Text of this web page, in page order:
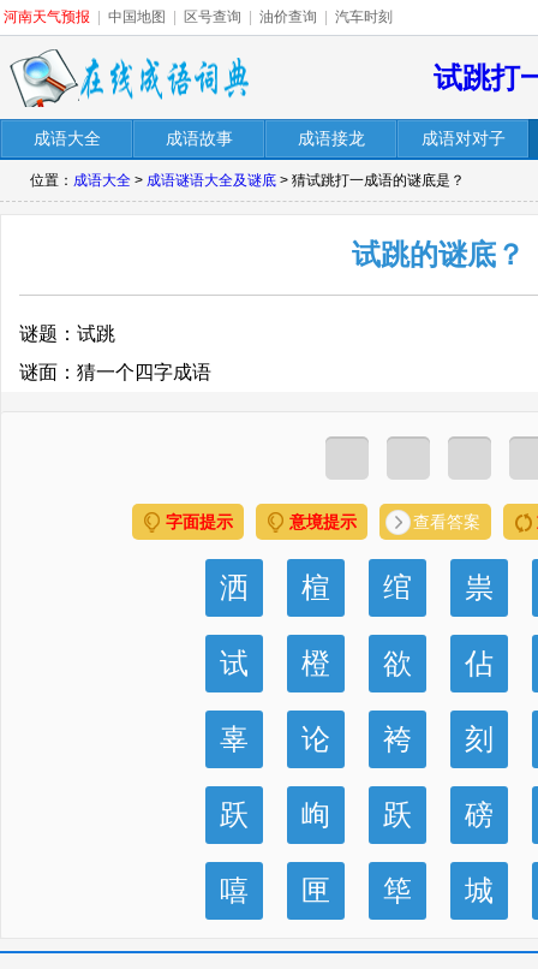
河南天气预报 中国地图 区号查询 油价查询 汽车时刻
试跳打
成语大全 成语故事 成语接龙 成语对对子
位置： 成语大全 > 成语谜语大全及谜底 > 猜试跳打一成语的谜底是？
试跳的谜底？
谜题：试跳
谜面：猜一个四字成语
字面提示 意境提示 查看答案
洒 楦 绾 祟
试 橙 欲 佔
辜 论 袴 刻
跃 峋 跃 磅
嘻 匣 筚 城